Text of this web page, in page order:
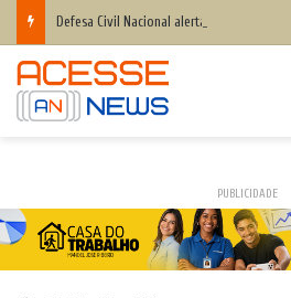
PUBLICIDADE